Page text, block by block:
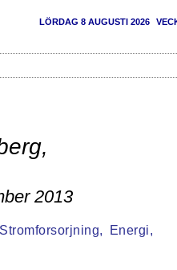
LÖRDAG 8 AUGUSTI 2026
,
2013
Stromforsorjning, Energi,